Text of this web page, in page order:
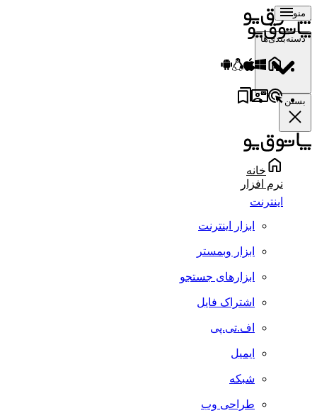
منو
دسته‌بندی‌ها
بستن
خانه
نرم افزار
اینترنت
ابزار اینترنت
ابزار وبمستر
ابزارهای جستجو
اشتراک فایل
اف.تی.پی
ایمیل
شبکه
طراحی وب